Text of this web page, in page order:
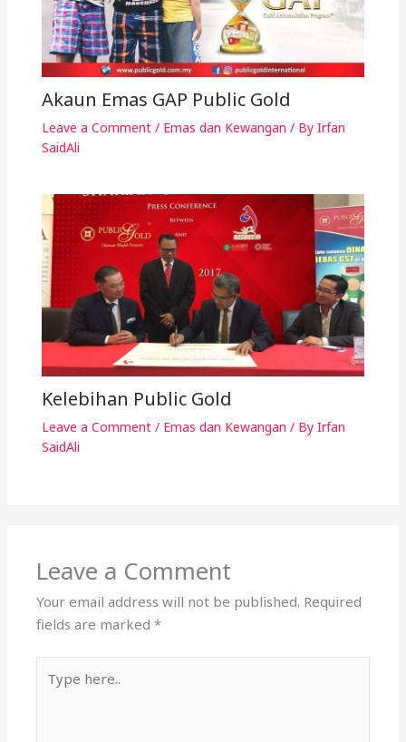
Akaun Emas GAP Public Gold
Leave a Comment / Emas dan Kewangan / By Irfan
SaidAli
Kelebihan Public Gold
Leave a Comment / Emas dan Kewangan / By Irfan
SaidAli
Leave a Comment
Your email address will not be published. Required
fields are marked*
here..